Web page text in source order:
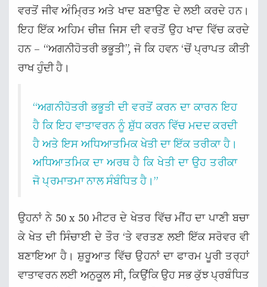
ਵਰਤੋਂ ਜੀਵ ਅੰਮ੍ਰਿਤ ਅਤੇ ਖਾਦ ਬਣਾਉਣ ਦੇ ਲਈ ਕਰਦੇ ਹਨ।
ਇਹ ਇੱਕ ਅਹਿਮ ਚੀਜ਼ ਜਿਸ ਦੀ ਵਰਤੋਂ ਉਹ ਖਾਦ ਵਿੱਚ ਕਰਦੇ
ਹਨ – “ਅਗਨੀਹੋਤਰੀ ਭਭੂਤੀ”, ਜੋ ਕਿ ਹਵਨ ‘ਚੋਂ ਪ੍ਰਾਪਤ ਕੀਤੀ
ਰਾਖ ਹੁੰਦੀ ਹੈ।
“ਅਗਨੀਹੋਤਰੀ ਭਭੂਤੀ ਦੀ ਵਰਤੋਂ ਕਰਨ ਦਾ ਕਾਰਨ ਇਹ
ਹੈ ਕਿ ਇਹ ਵਾਤਾਵਰਨ ਨੂੰ ਸ਼ੁੱਧ ਕਰਨ ਵਿੱਚ ਮਦਦ ਕਰਦੀ
ਹੈ ਅਤੇ ਇਸ ਅਧਿਆਤਮਿਕ ਖੇਤੀ ਦਾ ਇੱਕ ਤਰੀਕਾ ਹੈ।
ਅਧਿਆਤਮਿਕ ਦਾ ਅਰਥ ਹੈ ਕਿ ਖੇਤੀ ਦਾ ਉਹ ਤਰੀਕਾ
ਜੋ ਪ੍ਰਮਾਤਮਾ ਨਾਲ ਸੰਬੰਧਿਤ ਹੈ।”
ਉਹਨਾਂ ਨੇ 50 x 50 ਮੀਟਰ ਦੇ ਖੇਤਰ ਵਿੱਚ ਮੀਂਹ ਦਾ ਪਾਣੀ ਬਚਾ
ਕੇ ਖੇਤ ਦੀ ਸਿੰਚਾਈ ਦੇ ਤੌਰ ‘ਤੇ ਵਰਤਣ ਲਈ ਇੱਕ ਸਰੋਵਰ ਵੀ
ਬਣਾਇਆ ਹੈ। ਸ਼ੁਰੂਆਤ ਵਿੱਚ ਉਹਨਾਂ ਦਾ ਫਾਰਮ ਪੂਰੀ ਤਰ੍ਹਾਂ
ਵਾਤਾਵਰਨ ਲਈ ਅਨੁਕੂਲ ਸੀ, ਕਿਉਂਕਿ ਉਹ ਸਭ ਕੁੱਝ ਪ੍ਰਬੰਧਿਤ